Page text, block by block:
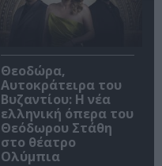
Θεοδώρα,
Αυτοκράτειρα του
Βυζαντίου: Η νέα
ελληνική όπερα του
Θεόδωρου Στάθη
στο θέατρο
Ολύμπια